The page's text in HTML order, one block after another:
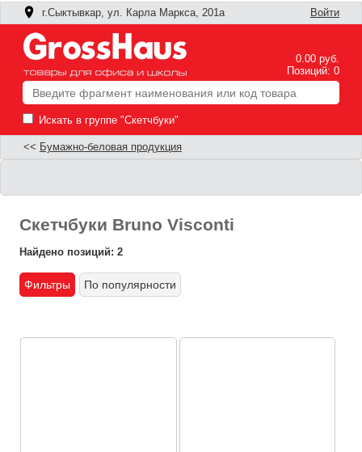
г.Сыктывкар, ул. Карла Маркса, 201а Войти
0.00 руб.
Позиций: 0
Искать в группе "Скетчбуки"
<< Бумажно-беловая продукция
Скетчбуки Bruno Visconti
Найдено позиций: 2
Фильтры По популярности